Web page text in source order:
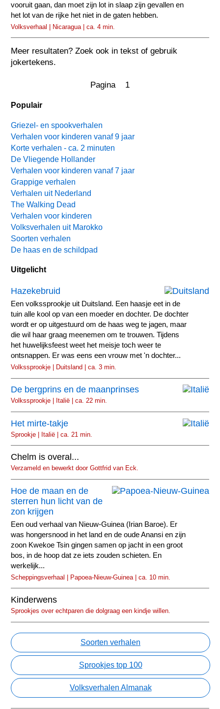
vooruit gaan, dan moet zijn lot in slaap zijn gevallen en
het lot van de rijke het niet in de gaten hebben.
Volksverhaal | Nicaragua | ca. 4 min.
Meer resultaten? Zoek ook in tekst of gebruik
jokertekens.
Pagina 1
Populair
Griezel- en spookverhalen
Verhalen voor kinderen vanaf 9 jaar
Korte verhalen - ca. 2 minuten
De Vliegende Hollander
Verhalen voor kinderen vanaf 7 jaar
Grappige verhalen
Verhalen uit Nederland
The Walking Dead
Verhalen voor kinderen
Volksverhalen uit Marokko
Soorten verhalen
De haas en de schildpad
Uitgelicht
Hazekebruid
Een volkssprookje uit Duitsland. Een haasje eet in de
tuin alle kool op van een moeder en dochter. De dochter
wordt er op uitgestuurd om de haas weg te jagen, maar
die wil haar graag meenemen om te trouwen. Tijdens
het huwelijksfeest weet het meisje toch weer te
ontsnappen. Er was eens een vrouw met 'n dochter...
Volkssprookje | Duitsland | ca. 3 min.
De bergprins en de maanprinses
Volkssprookje | Italië | ca. 22 min.
Het mirte-takje
Sprookje | Italië | ca. 21 min.
Chelm is overal...
Verzameld en bewerkt door Gottfrid van Eck.
Hoe de maan en de
sterren hun licht van de
zon krijgen
Een oud verhaal van Nieuw-Guinea (Irian Baroe). Er
was hongersnood in het land en de oude Anansi en zijn
zoon Kwekoe Tsin gingen samen op jacht in een groot
bos, in de hoop dat ze iets zouden schieten. En
werkelijk...
Scheppingsverhaal | Papoea-Nieuw-Guinea | ca. 10 min.
Kinderwens
Sprookjes over echtparen die dolgraag een kindje willen.
Soorten verhalen
Sprookjes top 100
Volksverhalen Almanak